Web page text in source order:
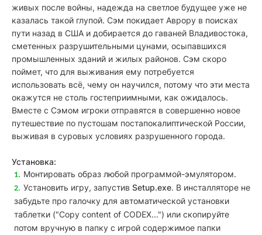
живых после войны, надежда на светлое будущее уже не
казалась такой глупой. Сэм покидает Аврору в поисках
пути назад в США и добирается до гаваней Владивостока,
сметенных разрушительными цунами, осыпавшихся
промышленных зданий и жилых районов. Сэм скоро
поймет, что для выживания ему потребуется
использовать всё, чему он научился, потому что эти места
окажутся не столь гостеприимными, как ожидалось.
Вместе с Сэмом игроки отправятся в совершенно новое
путешествие по пустошам постапокалиптической России,
выживая в суровых условиях разрушенного города.
Установка:
Монтировать образ любой программой-эмулятором.
Установить игру, запустив Setup.exe. В инсталляторе не
забудьте про галочку для автоматической установки
таблетки ("Copy content of CODEX...") или скопируйте
потом вручную в папку с игрой содержимое папки